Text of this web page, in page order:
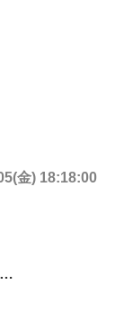
金) 18:18:00